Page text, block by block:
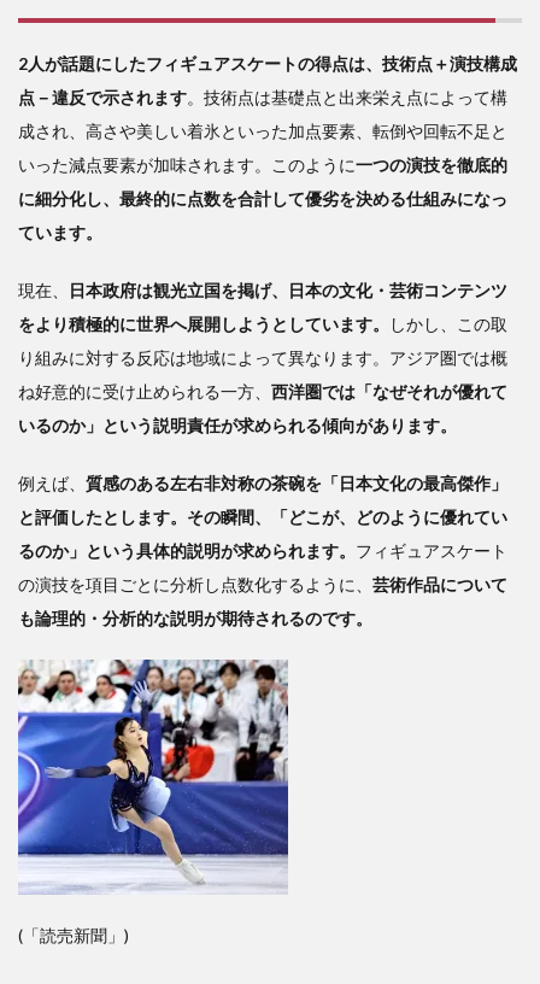
2
威と
密室
――
的評
価制
度の
3
省
略の
文化
と言
語構
――
説明
不足
の根
底
2人が話題にしたフィギュアスケートの得点は、技術点＋演技構成
点－違反で示されます。技術点は基礎点と出来栄え点によって構
成され、高さや美しい着氷といった加点要素、転倒や回転不足と
いった減点要素が加味されます。このように一つの演技を徹底的
に細分化し、最終的に点数を合計して優劣を決める仕組みになっ
ています。
現在、
日本政府は観光立国を掲げ、日本の文化・芸術コンテンツ
をより積極的に世界へ展開しようとしています。
しかし、この取
り組みに対する反応は地域によって異なります。アジア圏では概
ね好意的に受け止められる一方、 西洋圏では「なぜそれが優れて
いるのか」という説明責任が求められる傾向があります。
例えば、 質感のある左右非対称の茶碗を「日本文化の最高傑作」
と評価したとします。その瞬間、「どこが、どのように優れてい
るのか」という具体的説明が求められます。 フィギュアスケート
の演技を項目ごとに分析し点数化するように、 芸術作品について
も論理的・分析的な説明が期待されるのです。
(「読売新聞」)